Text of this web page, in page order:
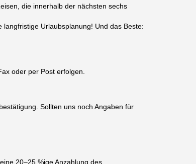
die innerhalb der nächsten sechs
Urlaubsplanung! Und das Beste:
oder per Post erfolgen.
Sollten uns noch Angaben für
20–25 %ige Anzahlung des